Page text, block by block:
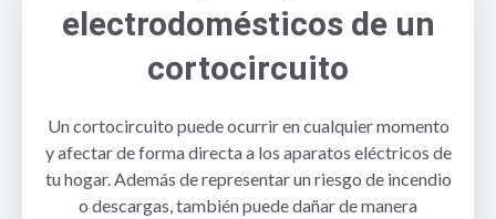
electrodomésticos de un
cortocircuito
Un cortocircuito puede ocurrir en cualquier momento
y afectar de forma directa a los aparatos eléctricos de
tu hogar. Además de representar un riesgo de incendio
o descargas, también puede dañar de manera